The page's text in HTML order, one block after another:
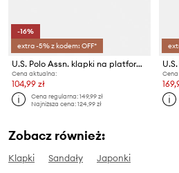
-16%
extra -5% z kodem: OFF*
U.S. Polo Assn. klapki na platformie damskie AMAMI009C
Cena aktualna:
104,99 zł
Cena regularna:149,99 zł
Najniższa cena:124,99 zł
Zobacz również:
Klapki Sandały Japonki